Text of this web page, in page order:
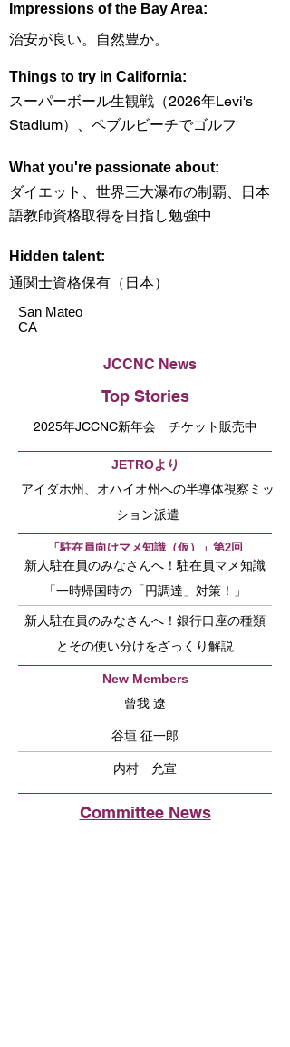
Impressions of the Bay Area:
治安が良い。自然豊か。
Things to try in California:
スーパーボール生観戦（2026年Levi's
Stadium）、ペブルビーチでゴルフ
What you're passionate about:
ダイエット、世界三大瀑布の制覇、日本
語教師資格取得を目指し勉強中
Hidden talent:
通関士資格保有（日本）
San Mateo
CA
JCCNC News
Top Stories
2025年JCCNC新年会 チケット販売中
JETROより
アイダホ州、オハイオ州への半導体視察ミッ
ション派遣
「駐在員向けマメ知識（仮）」第2回
新人駐在員のみなさんへ！駐在員マメ知識
「一時帰国時の「円調達」対策！」
新人駐在員のみなさんへ！銀行口座の種類
とその使い分けをざっくり解説
New Members
曾我 遼
谷垣 征一郎
内村 允宣
Committee News